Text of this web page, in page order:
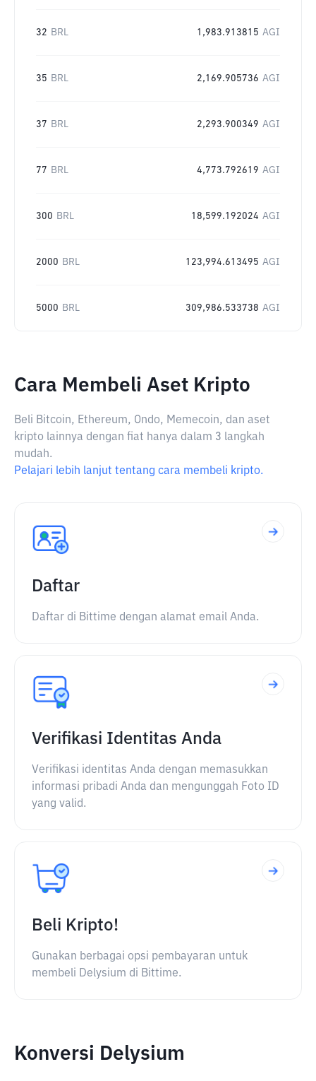
32 BRL 1,983.913815 AGI
35 BRL 2,169.905736 AGI
37 BRL 2,293.900349 AGI
77 BRL 4,773.792619 AGI
300 BRL 18,599.192024 AGI
2000 BRL 123,994.613495 AGI
5000 BRL 309,986.533738 AGI
Cara Membeli Aset Kripto
Beli Bitcoin, Ethereum, Ondo, Memecoin, dan aset
kripto lainnya dengan fiat hanya dalam 3 langkah
mudah.
Pelajari lebih lanjut tentang cara membeli kripto.
Daftar
Daftar di Bittime dengan alamat email Anda.
Verifikasi Identitas Anda
Verifikasi identitas Anda dengan memasukkan
informasi pribadi Anda dan mengunggah Foto ID
yang valid.
Beli Kripto!
Gunakan berbagai opsi pembayaran untuk
membeli Delysium di Bittime.
Konversi Delysium